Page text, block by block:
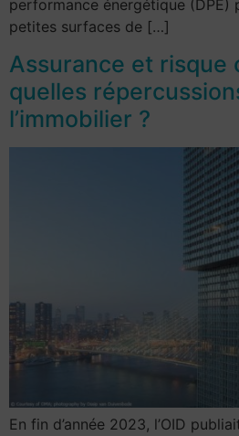
performance énergétique (DPE)
petites surfaces de […]
Assurance et risque
quelles
l’immobilier ?
En fin d’année 2023, l’OID